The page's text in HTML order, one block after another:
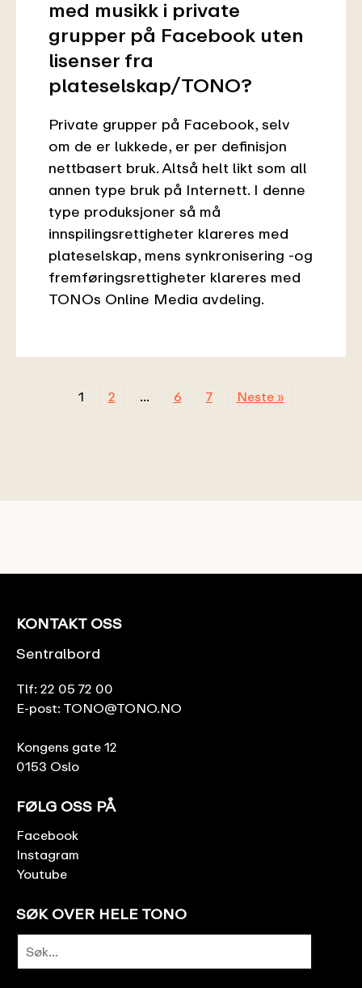
med musikk i private
grupper på Facebook uten
lisenser fra
plateselskap/TONO?
Private grupper på Facebook, selv
om de er lukkede, er per definisjon
nettbasert bruk. Altså helt likt som all
annen type bruk på Internett. I denne
type produksjoner så må
innspilingsrettigheter klareres med
plateselskap, mens synkronisering -og
fremføringsrettigheter klareres med
TONOs Online Media avdeling.
1 2 … 6 7 Neste »
KONTAKT OSS
Sentralbord
Tlf: 22 05 72 00
E-post: TONO@TONO.NO
Kongens gate 12
0153 Oslo
FØLG OSS PÅ
Facebook
Instagram
Youtube
SØK OVER HELE TONO